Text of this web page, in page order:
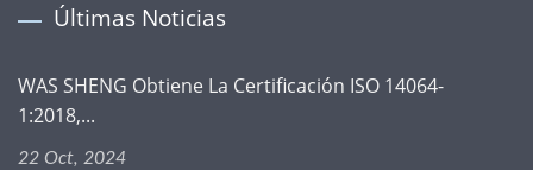
Últimas Noticias
WAS SHENG Obtiene La Certificación ISO 14064-
1:2018,...
22 Oct, 2024